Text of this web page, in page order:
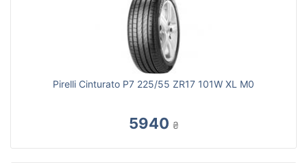
Pirelli Cinturato P7 225/55 ZR17 101W XL M0
5940 ₴